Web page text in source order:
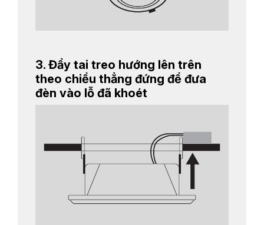
3. Đẩy tai treo hướng lên trên
theo chiều thẳng đứng để đưa
đèn vào lỗ đã khoét